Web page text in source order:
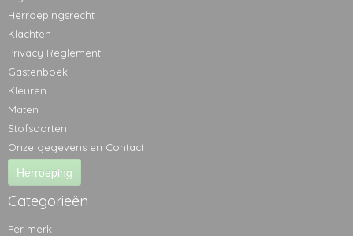
Herroepingsrecht
Klachten
Privacy Reglement
Gastenboek
Kleuren
Maten
Stofsoorten
Onze gegevens en Contact
Herroeping
Categorieën
Per merk